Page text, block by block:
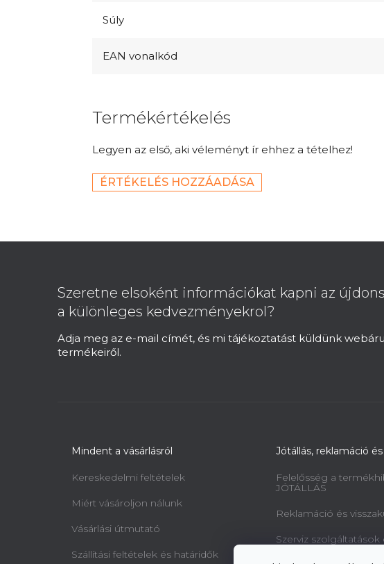
Súly
EAN vonalkód
Termékértékelés
Legyen az első, aki véleményt ír ehhez a tételhez!
ÉRTÉKELÉS HOZZÁADÁSA
Szeretne elsoként információkat kapni az
a különleges kedvezményekrol?
Adja meg az e-mail címét, és mi tájékoztatást küldünk
termékeiről.
Mindent a vásárlásról
Kereskedelmi feltételek
Miért vásároljon nálunk
Vásárlási útmutató
Szállítási feltételek és határidők
Jótállás, reklamáció
Felelősség a
JÓTÁLLÁS
Reklamáció és
Szerviz szolgáltatások